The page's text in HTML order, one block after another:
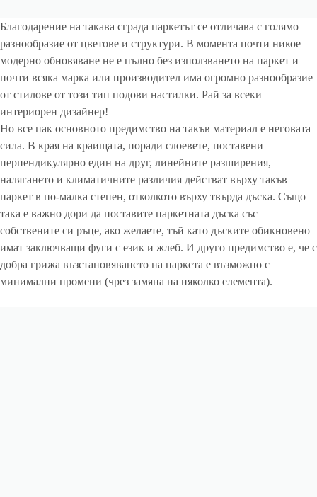
Благодарение на такава сграда паркетът се отличава с голямо
разнообразие от цветове и структури. В момента почти никое
модерно обновяване не е пълно без използването на паркет и
почти всяка марка или производител има огромно разнообразие
от стилове от този тип подови настилки. Рай за всеки
интериорен дизайнер!
Но все пак основното предимство на такъв материал е неговата
сила. В края на краищата, поради слоевете, поставени
перпендикулярно един на друг, линейните разширения,
налягането и климатичните различия действат върху такъв
паркет в по-малка степен, отколкото върху твърда дъска. Също
така е важно дори да поставите паркетната дъска със
собствените си ръце, ако желаете, тъй като дъските обикновено
имат заключващи фуги с език и жлеб. И друго предимство е, че с
добра грижа възстановяването на паркета е възможно с
минимални промени (чрез замяна на няколко елемента).